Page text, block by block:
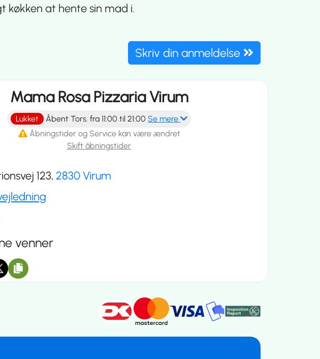
køkken at hente sin mad i.
Skriv din anmeldelse
Mama Rosa Pizzaria Virum
Lukket Åbent Tors. fra 11:00 til 21:00 Se mere
Åbningstider og Service kan være ændret
Skift åbningstider
123,2830 Virum
venner